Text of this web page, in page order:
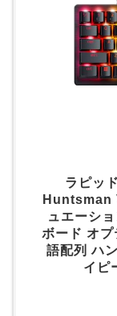
ラピッ
Huntsman
ュエーシ
ボード オ
語配列 ハ
イピ